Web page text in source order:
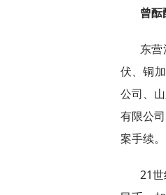
曾酝
东
伏、铜
公司、
有限公
案手续。
21